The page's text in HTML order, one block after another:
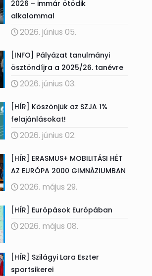
2026 – immár ötödik
alkalommal
2026. június 05.
[INFO] Pályázat tanulmányi
ösztöndíjra a 2025/26. tanévre
2026. június 03.
[HÍR] Köszönjük az SZJA 1%
felajánlásokat!
2026. június 02.
[HÍR] ERASMUS+ MOBILITÁSI HÉT
AZ EURÓPA 2000 GIMNÁZIUMBAN
2026. május 29.
[HÍR] Európások Európában
2026. május 08.
[HÍR] Szilágyi Lara Eszter
sportsikerei